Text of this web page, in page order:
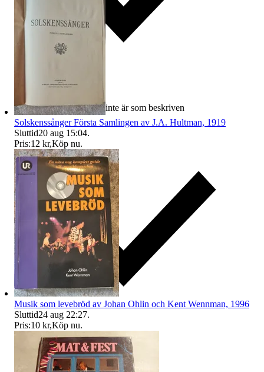
Ersättning om varan inte är som beskriven
Ersättning om du inte får din vara
Solskenssånger Första Samlingen av J.A. Hultman, 1919
Sluttid20 aug 15:04.
Pris:12 kr,Köp nu.
Musik som levebröd av Johan Ohlin och Kent Wennman, 1996
Sluttid24 aug 22:27.
Pris:10 kr,Köp nu.